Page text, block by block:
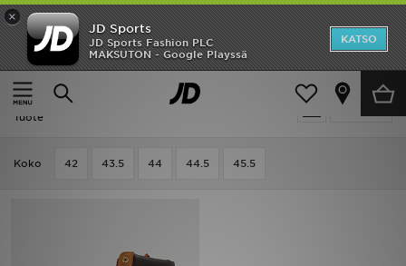
×
JD Sports
JD Sports Fashion PLC
MAKSUTON - Google Playssä
KATSO
Etusivu
Miehet
Suodata
Miehet - Timberland Premium Style
Tuote
Koko 42 43.5 44 44.5 45.5
Etusivu
Ale
Uutuudet